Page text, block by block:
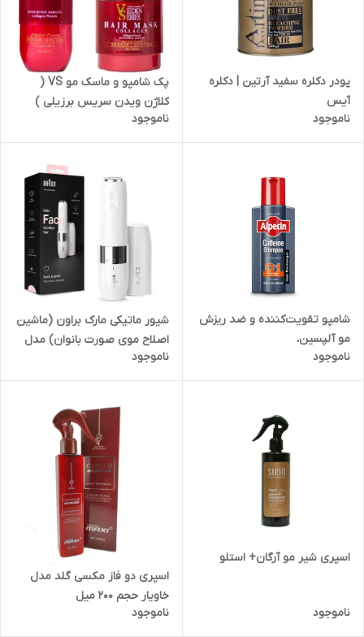
پودر دکلره سفید آرتین | دکلره
آیس
ناموجود
پک شامپو و ماسک مو VS (
کلاژن ویدن سریس برزیلی )
ناموجود
شامپو تقویت‌کننده و ضد ریزش
مو آلپسین،
ناموجود
شیور ماتیکی مارک براون (ماشین
اصلاح موی صورت بانوان) مدل
FS1000 کیفیت عالی (انگلیسی
نویس)
ناموجود
اسپری شیر مو آرگان+ استلو
ناموجود
اسپری دو فاز مکسی گلد مدل
خاویار حجم 200 میل
ناموجود